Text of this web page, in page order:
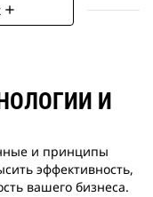
add
И
и принципы
эффективность,
вашего бизнеса.